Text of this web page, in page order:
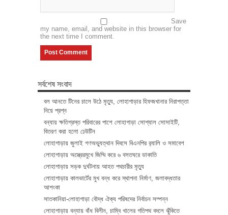
Save
my name, email, and website in this browser for
the next time I comment.
সর্বশেষ সংবাদ
বল আনতে টিনের চালে উঠে মৃত্যু, লোহাগাড়ার হিফজখানার নিরাপত্তা
নিয়ে প্রশ্ন
বন্যায় ক্ষতিগ্রস্ত পরিবারের পাশে লোহাগাড়া সোশ্যাল সোসাইটি,
বিতরণ করা হলো ঢেউটিন
লোহাগাড়ায় জুলাই গণঅভ্যুত্থান দিবসে বিএনপির র‌্যালি ও সমাবেশ
লোহাগাড়ায় অস্ত্রেরমুখে জিম্মি করে ৬ বসতঘরে ডাকাতি
লোহাগাড়ায় সড়ক দুর্ঘটনায় আহত পথচারীর মৃত্যু
লোহাগাড়ায় কালভার্টের মুখ বন্ধ করে স্থাপনা নির্মাণ, জলাবদ্ধতার
আশংকা
সাতকানিয়া-লোহাগাড়া বৌদ্ধ ঐক্য পরিষদের নির্বাচন সম্পন্ন
লোহাগাড়ায় বন্যায় বাঁধ বিলীন, চাম্বি খালের গতিপথ বদলে ঝুঁকিতে